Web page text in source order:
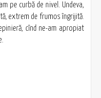
pe curbă de nivel. Undeva,
extrem de frumos îngrijită.
cînd ne-am apropiat